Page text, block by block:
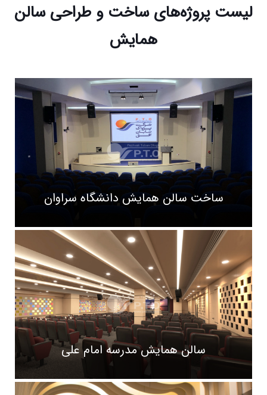
لیست پروژه‌های ساخت و طراحی سالن
همایش
ساخت سالن همایش دانشگاه سراوان
سالن همایش مدرسه امام علی